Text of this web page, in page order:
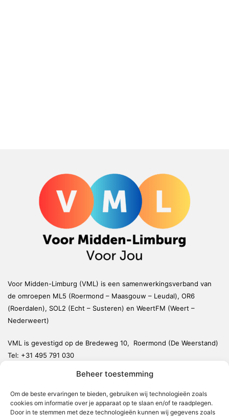
Beheer toestemming
Om de beste ervaringen te bieden, gebruiken wij technologieën zoals
cookies om informatie over je apparaat op te slaan en/of te raadplegen.
Door in te stemmen met deze technologieën kunnen wij gegevens zoals
Voor Midden-Limburg (VML) is een samenwerkingsverband van
de omroepen ML5 (Roermond – Maasgouw – Leudal), OR6
(Roerdalen), SOL2 (Echt – Susteren) en WeertFM (Weert –
Nederweert)
VML is gevestigd op de Bredeweg 10, Roermond (De Weerstand)
Tel: +31 495 791 030
Weert
Nederweert